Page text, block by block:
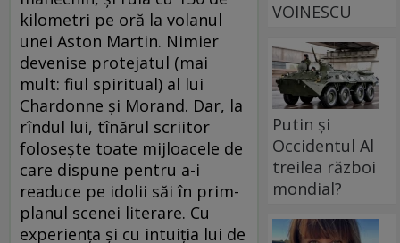
kilometri pe oră la volanul
unei Aston Martin. Nimier
devenise protejatul (mai
mult: fiul spiritual) al lui
Chardonne şi Morand. Dar, la
rîndul lui, tînărul scriitor
foloseşte toate mijloacele de
care dispune pentru a-i
readuce pe idolii săi în prim-
planul scenei literare. Cu
experienţa şi cu intuiţia lui de
VOINESCU
Putin și
Occidentul Al
treilea război
mondial?